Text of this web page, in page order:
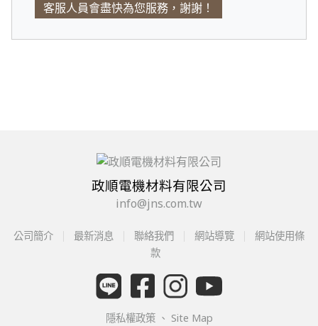
客服人員會盡快為您服務，謝謝！
政順電機材料有限公司
info@jns.com.tw
公司簡介 最新消息 聯絡我們 網站導覽
網站使用條
款
隱私權政策 、 Site Map